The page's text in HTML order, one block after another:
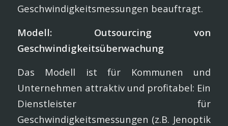
Geschwindigkeitsmessungen beauftragt.
Modell: Outsourcing von
Geschwindigkeitsüberwachung
Das Modell ist für Kommunen und
Unternehmen attraktiv und profitabel: Ein
Dienstleister für
Geschwindigkeitsmessungen (z.B. Jenoptik